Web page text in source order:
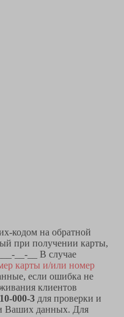
кодом на обратной
при получении карты,
__-__ В случае
карты и/или номер
если ошибка не
клиентов
000-3 для проверки и
Ваших данных. Для